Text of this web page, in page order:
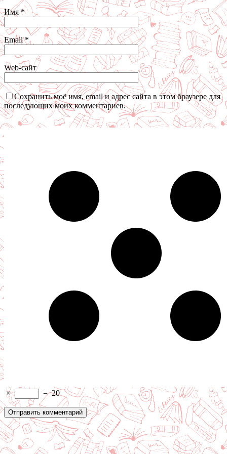
Имя*
Email*
Web-сайт
Сохранить моё имя, email и адрес сайта в этом браузере для
последующих моих комментариев.
× = 20